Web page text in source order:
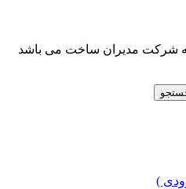
شرکت مدیران ساخت می باشد
)